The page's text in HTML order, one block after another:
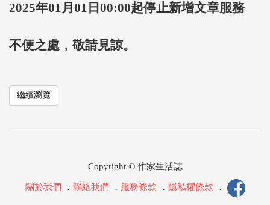
2025年01月01日00:00起停止新增文章服務
不便之處，敬請見諒。
繼續瀏覽
Copyright © 作家生活誌
關於我們 ． 聯絡我們 ． 服務條款 ． 隱私權條款 ．